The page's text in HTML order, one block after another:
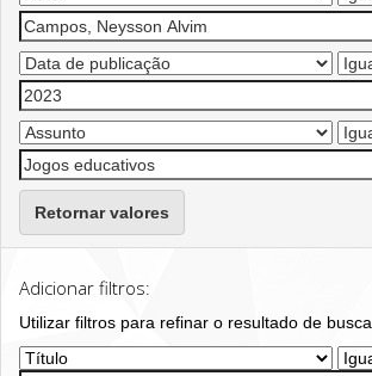
Retornar valores
Adicionar filtros:
Utilizar filtros para refinar o resultado de busca.